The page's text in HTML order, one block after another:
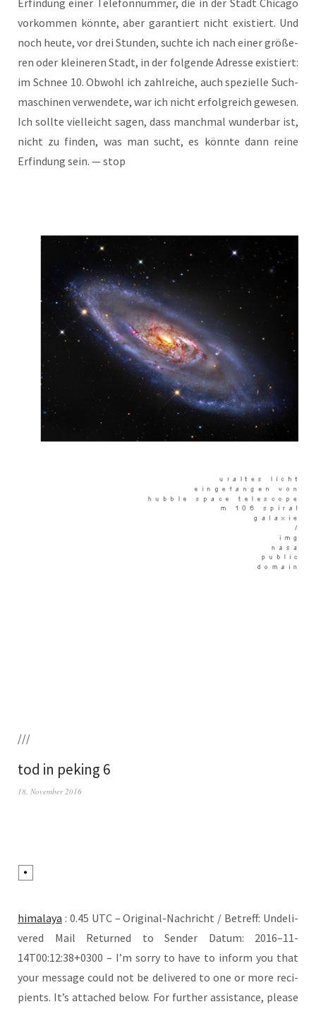
vor­kom­men könn­te, aber garan­tiert nicht exis­tiert. Und
noch heu­te, vor drei Stun­den, such­te ich nach einer grö­ße­
ren oder klei­ne­ren Stadt, in der fol­gen­de Adres­se exis­tiert:
im Schnee 10. Obwohl ich zahl­rei­che, auch spe­zi­el­le Such­
ma­schi­nen ver­wen­de­te, war ich nicht erfolg­reich gewe­sen.
Ich soll­te viel­leicht sagen, dass manch­mal wun­der­bar ist,
nicht zu fin­den, was man sucht, es könn­te dann rei­ne
Erfin­dung sein. — stop
///
tod in peking 6
18. November 2016
hima­la­ya : 0.45 UTC – Ori­gi­nal-Nach­richt / Betreff: Unde­li­
ver­ed Mail Retur­ned to Sen­der Datum: 2016–11-
14T00:12:38+0300 – I’m sor­ry to have to inform you that
your mes­sa­ge could not be deli­ver­ed to one or more reci­
pi­ents. It’s atta­ched below. For fur­ther assis­tance, plea­se